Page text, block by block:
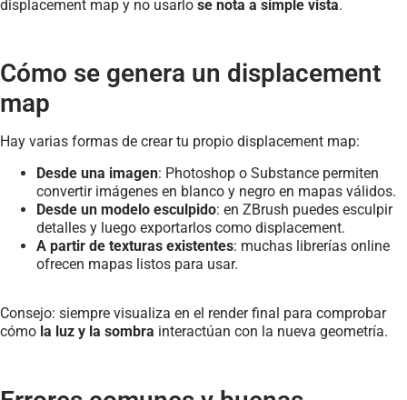
displacement map y no usarlo se nota a simple vista.
Cómo se genera un displacement
map
Hay varias formas de crear tu propio displacement map:
Desde una imagen: Photoshop o Substance permiten
convertir imágenes en blanco y negro en mapas válidos.
Desde un modelo esculpido: en ZBrush puedes esculpir
detalles y luego exportarlos como displacement.
A partir de texturas existentes: muchas librerías online
ofrecen mapas listos para usar.
Consejo: siempre visualiza en el render final para comprobar
cómo la luz y la sombra interactúan con la nueva geometría.